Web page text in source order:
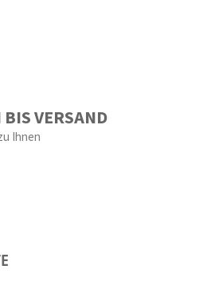
VERSAND
Ihnen